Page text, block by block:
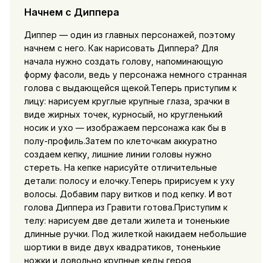
Начнем с Диппера
Диппер — один из главных персонажей, поэтому
начнем с него. Как нарисовать Диппера? Для
начала нужно создать голову, напоминающую
форму фасоли, ведь у персонажа немного странная
голова с выдающейся щекой.Теперь приступим к
лицу: нарисуем круглые крупные глаза, зрачки в
виде жирных точек, курносый, но кругленький
носик и ухо — изображаем персонажа как бы в
полу-профиль.Затем по клеточкам аккуратно
создаем кепку, лишние линии головы нужно
стереть. На кепке нарисуйте отличительные
детали: полосу и елочку.Теперь пририсуем к уху
волосы. Добавим пару витков и под кепку. И вот
голова Диппера из Гравити готова.Приступим к
телу: нарисуем две детали жилета и тоненькие
длинные ручки. Под жилеткой накидаем небольшие
шортики в виде двух квадратиков, тоненькие
ножки и довольно крупные кеды героя